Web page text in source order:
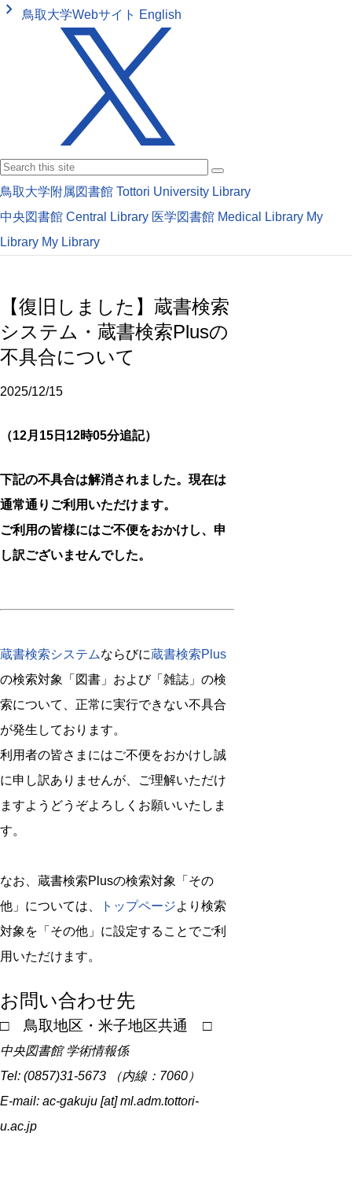
keyboard_arrow_right 鳥取大学Webサイト English
鳥取大学附属図書館 Tottori University Library
中央図書館 Central Library 医学図書館 Medical Library My
Library My Library
【復旧しました】蔵書検索
システム・蔵書検索Plusの
不具合について
2025/12/15
（12月15日12時05分追記）
下記の不具合は解消されました。現在は
通常通りご利用いただけます。
ご利用の皆様にはご不便をおかけし、申
し訳ございませんでした。
蔵書検索システムならびに蔵書検索Plus
の検索対象「図書」および「雑誌」の検
索について、正常に実行できない不具合
が発生しております。
利用者の皆さまにはご不便をおかけし誠
に申し訳ありませんが、ご理解いただけ
ますようどうぞよろしくお願いいたしま
す。
なお、蔵書検索Plusの検索対象「その
他」については、
トップページより検索
対象を「その他」に設定することでご利
用いただけます。
お問い合わせ先
□ 鳥取地区・米子地区共通 □
中央図書館 学術情報係
Tel: (0857)31-5673 （内線：7060）
E-mail: ac-gakuju [at] ml.adm.tottori-
u.ac.jp